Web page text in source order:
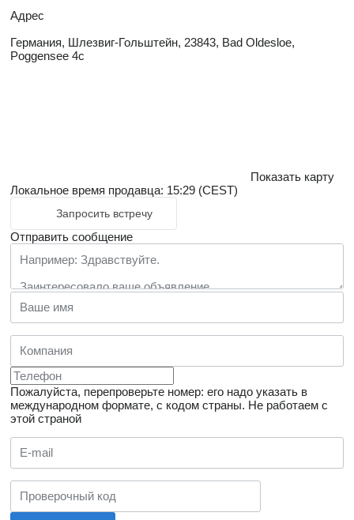
Адрес
Германия, Шлезвиг-Гольштейн, 23843, Bad Oldesloe,
Poggensee 4c
Показать карту
Локальное время продавца: 15:29 (CEST)
Запросить встречу
Отправить сообщение
Пожалуйста, перепроверьте номер: его надо указать в
международном формате, с кодом страны. Не работаем с
этой страной